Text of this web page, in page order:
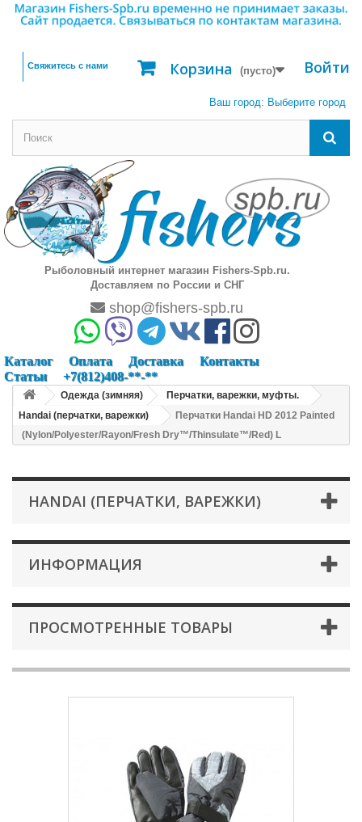
Войти
Корзина (пусто)
Свяжитесь с нами
Ваш город: Выберите город
Рыболовный интернет магазин Fishers-Spb.ru.
Доставляем по России и СНГ
shop@fishers-spb.ru
Каталог Оплата Доставка
Контакты
Статьи
+7(812)408-**-**
Одежда (зимняя)
Перчатки, варежки, муфты.
Handai (перчатки, варежки)
Перчатки Handai HD 2012 Painted
(Nylon/Polyester/Rayon/Fresh Dry™/Thinsulate™/Red) L
HANDAI (ПЕРЧАТКИ, ВАРЕЖКИ)
ИНФОРМАЦИЯ
ПРОСМОТРЕННЫЕ ТОВАРЫ